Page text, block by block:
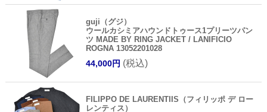
guji（グジ）
ウールカシミアハウンドトゥース1プリーツパン
ツ MADE BY RING JACKET / LANIFICIO
ROGNA 13052201028
44,000円 (税込)
FILIPPO DE LAURENTIIS（フィリッポ デ ロー
レンティス）